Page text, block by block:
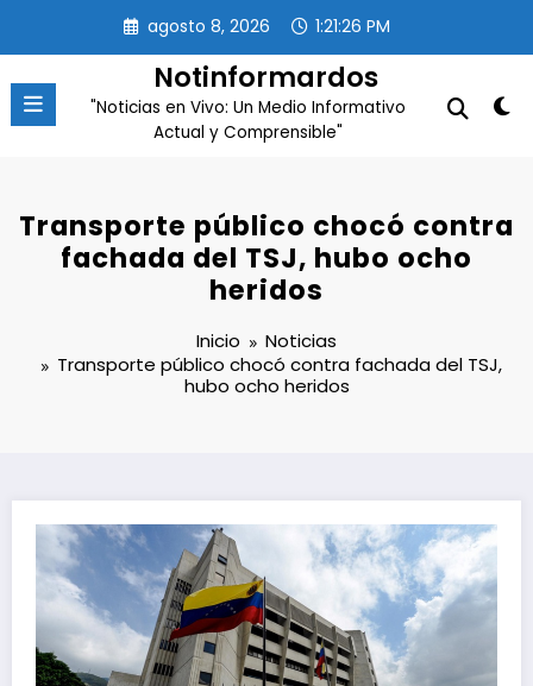
contenido
agosto 8, 2026 1:21:27 PM
Notinformardos
"Noticias en Vivo: Un Medio Informativo
Actual y Comprensible"
Transporte público chocó contra
fachada del TSJ, hubo ocho
heridos
Inicio
Noticias
Transporte público chocó contra fachada del TSJ,
hubo ocho heridos